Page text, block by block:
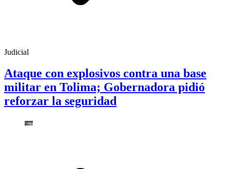
Judicial
Ataque con explosivos contra una base
militar en Tolima; Gobernadora pidió
reforzar la seguridad